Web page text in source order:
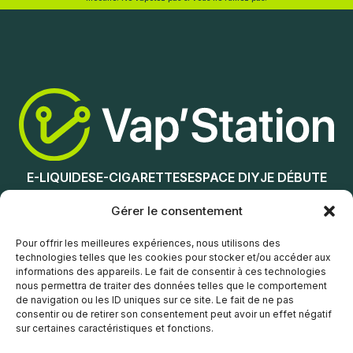
Gérer le consentement
Pour offrir les meilleures expériences, nous utilisons des
technologies telles que les cookies pour stocker et/ou accéder aux
informations des appareils. Le fait de consentir à ces technologies
nous permettra de traiter des données telles que le comportement
de navigation ou les ID uniques sur ce site. Le fait de ne pas
consentir ou de retirer son consentement peut avoir un effet négatif
sur certaines caractéristiques et fonctions.
E-LIQUIDESE-CIGARETTESESPACE DIYJE DÉBUTE
NOS MAGASINS
Service client